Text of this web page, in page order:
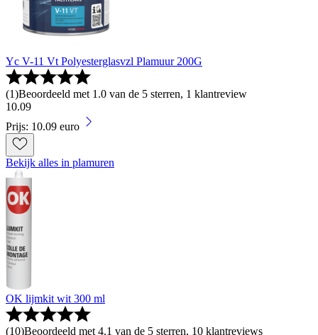
Yc V-11 Vt Polyesterglasvzl Plamuur 200G
(1)Beoordeeld met 1.0 van de 5 sterren, 1 klantreview
10.09
Prijs: 10.09 euro
Bekijk alles in plamuren
OK lijmkit wit 300 ml
(10)Beoordeeld met 4.1 van de 5 sterren, 10 klantreviews